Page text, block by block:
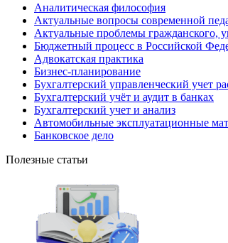
Аналитическая философия
Актуальные вопросы современной
Актуальные проблемы гражданского,
Бюджетный процесс в Российской
Адвокатская практика
Бизнес-планирование
Бухгалтерский управленческий учет
Бухгалтерский учёт и аудит в банках
Бухгалтерский учет и анализ
Автомобильные эксплуатационные
Банковское дело
Полезные статьи